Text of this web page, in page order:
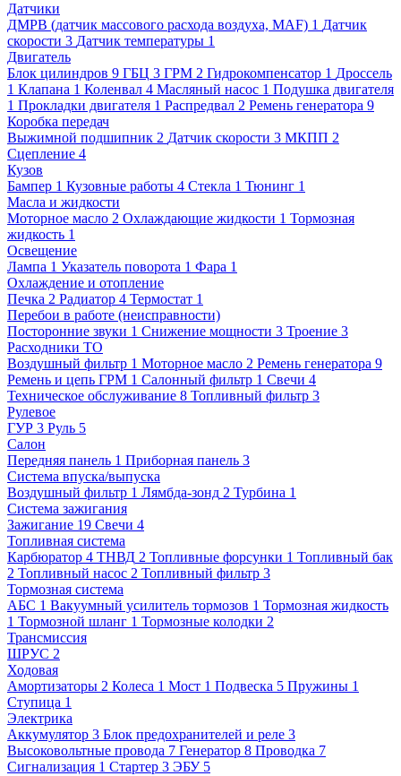
Датчики
ДМРВ (датчик массового расхода воздуха, MAF) 1 Датчик
скорости 3 Датчик температуры 1
Двигатель
Блок цилиндров 9 ГБЦ 3 ГРМ 2 Гидрокомпенсатор 1 Дроссель
1 Клапана 1 Коленвал 4 Масляный насос 1 Подушка двигателя
1 Прокладки двигателя 1 Распредвал 2 Ремень генератора 9
Коробка передач
Выжимной подшипник 2 Датчик скорости 3 МКПП 2
Сцепление 4
Кузов
Бампер 1 Кузовные работы 4 Стекла 1 Тюнинг 1
Масла и жидкости
Моторное масло 2 Охлаждающие жидкости 1 Тормозная
жидкость 1
Освещение
Лампа 1 Указатель поворота 1 Фара 1
Охлаждение и отопление
Печка 2 Радиатор 4 Термостат 1
Перебои в работе (неисправности)
Посторонние звуки 1 Снижение мощности 3 Троение 3
Расходники ТО
Воздушный фильтр 1 Моторное масло 2 Ремень генератора 9
Ремень и цепь ГРМ 1 Салонный фильтр 1 Свечи 4
Техническое обслуживание 8 Топливный фильтр 3
Рулевое
ГУР 3 Руль 5
Салон
Передняя панель 1 Приборная панель 3
Система впуска/выпуска
Воздушный фильтр 1 Лямбда-зонд 2 Турбина 1
Система зажигания
Зажигание 19 Свечи 4
Топливная система
Карбюратор 4 ТНВД 2 Топливные форсунки 1 Топливный бак
2 Топливный насос 2 Топливный фильтр 3
Тормозная система
АБС 1 Вакуумный усилитель тормозов 1 Тормозная жидкость
1 Тормозной шланг 1 Тормозные колодки 2
Трансмиссия
ШРУС 2
Ходовая
Амортизаторы 2 Колеса 1 Мост 1 Подвеска 5 Пружины 1
Ступица 1
Электрика
Аккумулятор 3 Блок предохранителей и реле 3
Высоковольтные провода 7 Генератор 8 Проводка 7
Сигнализация 1 Стартер 3 ЭБУ 5